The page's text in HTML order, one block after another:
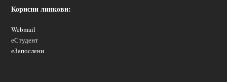
Корисни линкови:
Webmail
еСтудент
еЗапослени